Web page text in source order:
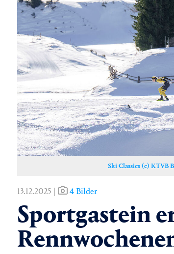
Ski Classics (c) KTVB
13.12.2025 | 4 Bilder
Sportgastein